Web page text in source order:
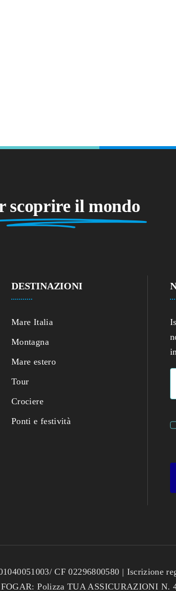
scoprire il mondo
DESTINAZIONI
Mare Italia
Montagna
Mare estero
Tour
Crociere
Ponti e festività
CF 02296800580 | Iscrizione
Polizza TUA ASSICURAZIONI N.